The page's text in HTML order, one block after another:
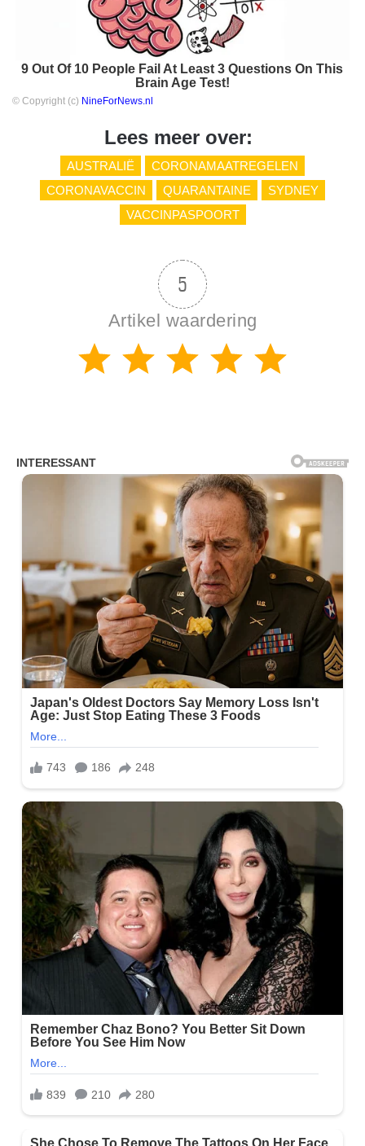
9 Out Of 10 People Fail At Least 3 Questions On This
Brain Age Test!
© Copyright (c) NineForNews.nl
Lees meer over:
AUSTRALIË
CORONAMAATREGELEN
CORONAVACCIN
QUARANTAINE
SYDNEY
VACCINPASPOORT
5
Artikel waardering